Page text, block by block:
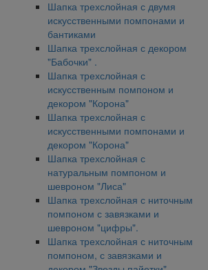
Шапка трехслойная с двумя
искусственными помпонами и
бантиками
Шапка трехслойная с декором
"Бабочки" .
Шапка трехслойная с
искусственным помпоном и
декором "Корона"
Шапка трехслойная с
искусственными помпонами и
декором "Корона"
Шапка трехслойная с
натуральным помпоном и
шевроном "Лиса"
Шапка трехслойная с ниточным
помпоном с завязками и
шевроном "цифры".
Шапка трехслойная с ниточным
помпоном, с завязками и